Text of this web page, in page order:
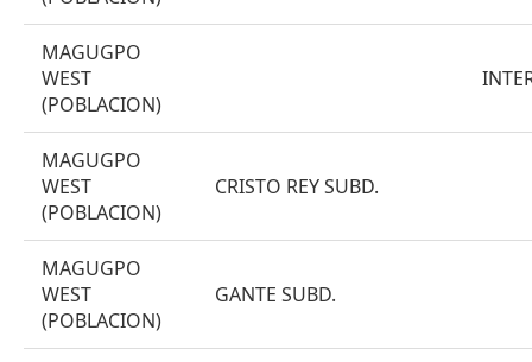
MAGUGPO
WEST
(POBLACION)
MAGUGPO
WEST
(POBLACION)
CRISTO REY SUBD.
MAGUGPO
WEST
(POBLACION)
GANTE SUBD.